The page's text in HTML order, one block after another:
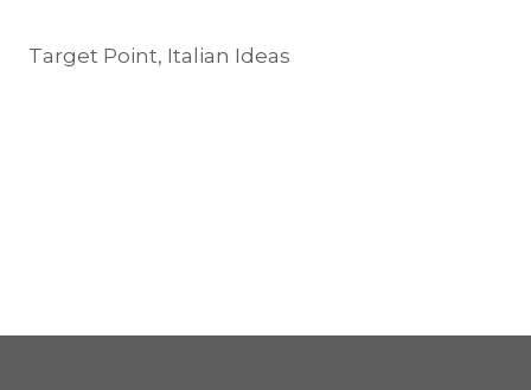
Target Point, Italian Ideas